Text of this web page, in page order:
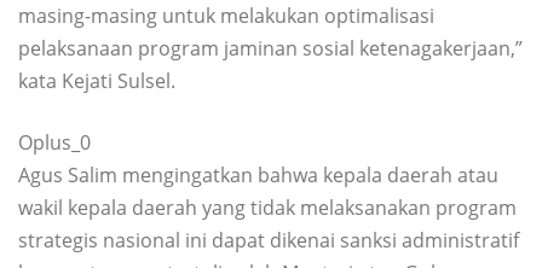
masing-masing untuk melakukan optimalisasi
pelaksanaan program jaminan sosial ketenagakerjaan,”
kata Kejati Sulsel.
Oplus_0
Agus Salim mengingatkan bahwa kepala daerah atau
wakil kepala daerah yang tidak melaksanakan program
strategis nasional ini dapat dikenai sanksi administratif